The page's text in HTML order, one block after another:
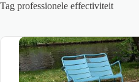
Tag professionele effectiviteit